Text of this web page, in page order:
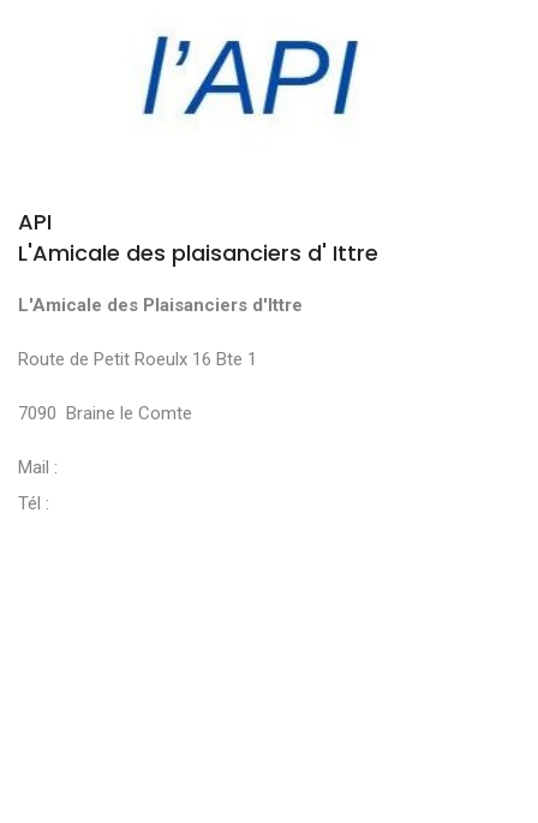
API
L'Amicale des plaisanciers d' Ittre
L'Amicale des Plaisanciers d'Ittre
Route de Petit Roeulx 16 Bte 1
7090 Braine le Comte
Mail :
Tél :